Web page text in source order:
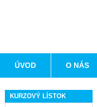
ÚVOD O NÁS
KURZOVÝ LÍSTOK